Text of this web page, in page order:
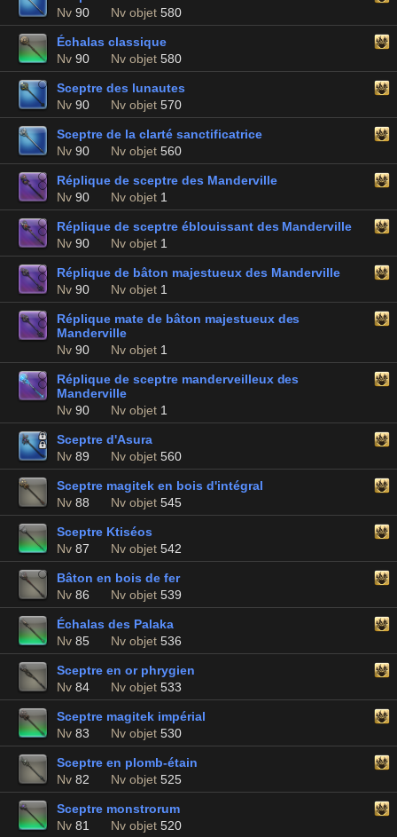
Nv 90 Nv objet 580
Échalas classique
Nv 90 Nv objet 580
Sceptre des lunautes
Nv 90 Nv objet 570
Sceptre de la clarté sanctificatrice
Nv 90 Nv objet 560
Réplique de sceptre des Manderville
Nv 90 Nv objet 1
Réplique de sceptre éblouissant des Manderville
Nv 90 Nv objet 1
Réplique de bâton majestueux des Manderville
Nv 90 Nv objet 1
Réplique mate de bâton majestueux des
Manderville
Nv 90 Nv objet 1
Réplique de sceptre manderveilleux des
Manderville
Nv 90 Nv objet 1
Sceptre d'Asura
Nv 89 Nv objet 560
Sceptre magitek en bois d'intégral
Nv 88 Nv objet 545
Sceptre Ktiséos
Nv 87 Nv objet 542
Bâton en bois de fer
Nv 86 Nv objet 539
Échalas des Palaka
Nv 85 Nv objet 536
Sceptre en or phrygien
Nv 84 Nv objet 533
Sceptre magitek impérial
Nv 83 Nv objet 530
Sceptre en plomb-étain
Nv 82 Nv objet 525
Sceptre monstrorum
Nv 81 Nv objet 520